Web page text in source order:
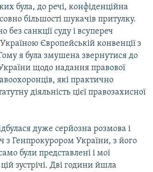
була, до речі, конфіденційна
більшості шукачів притулку.
без санкції суду і всупереч
Європейській конвенції з
я була змушена звернутися до
щодо надання правової
які практично
діяльність цієї правозахисної
дуже серйозна розмова і
з Генпрокурором України, з його
були представлені і мої
зустрічі. Дві години йшла